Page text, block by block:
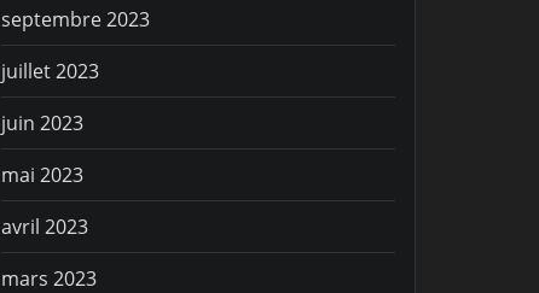
septembre 2023
juillet 2023
juin 2023
mai 2023
avril 2023
mars 2023